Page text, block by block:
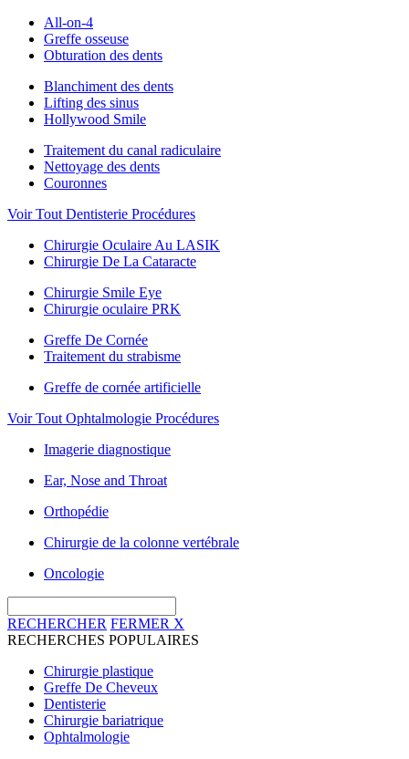
All-on-4
Greffe osseuse
Obturation des dents
Blanchiment des dents
Lifting des sinus
Hollywood Smile
Traitement du canal radiculaire
Nettoyage des dents
Couronnes
Voir Tout Dentisterie Procédures
Chirurgie Oculaire Au LASIK
Chirurgie De La Cataracte
Chirurgie Smile Eye
Chirurgie oculaire PRK
Greffe De Cornée
Traitement du strabisme
Greffe de cornée artificielle
Voir Tout Ophtalmologie Procédures
Imagerie diagnostique
Ear, Nose and Throat
Orthopédie
Chirurgie de la colonne vertébrale
Oncologie
RECHERCHER FERMER X
RECHERCHES POPULAIRES
Chirurgie plastique
Greffe De Cheveux
Dentisterie
Chirurgie bariatrique
Ophtalmologie